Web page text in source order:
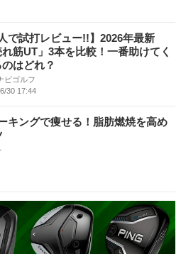
人で試打レビュー!!】2026年最新
れ筋UT」3本を比較！一番助けてく
はどれ？
ビゴルフ
30 17:44
キングで痩せる！脂肪燃焼を高め